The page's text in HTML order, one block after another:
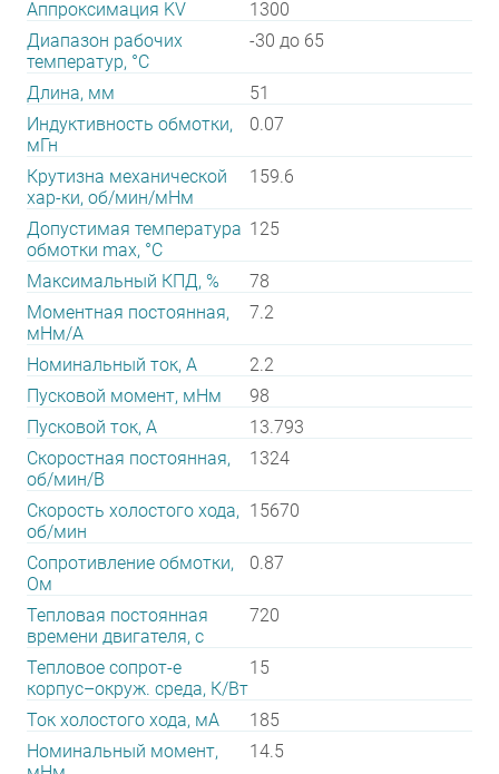
Аппроксимация KV
1300
Диапазон рабочих
температур, °С
-30 до 65
Длина, мм
51
Индуктивность обмотки,
мГн
0.07
Крутизна механической
хар-ки, об/мин/мНм
159.6
Допустимая температура
обмотки max, °С
125
Максимальный КПД, %
78
Моментная постоянная,
мНм/А
7.2
Номинальный ток, А
2.2
Пусковой момент, мНм
98
Пусковой ток, А
13.793
Скоростная постоянная,
об/мин/В
1324
Скорость холостого хода,
об/мин
15670
Сопротивление обмотки,
Ом
0.87
Тепловая постоянная
времени двигателя, с
720
Тепловое сопрот-е
корпус–окруж. среда, К/Вт
15
Ток холостого хода, мА
185
Номинальный момент,
14.5